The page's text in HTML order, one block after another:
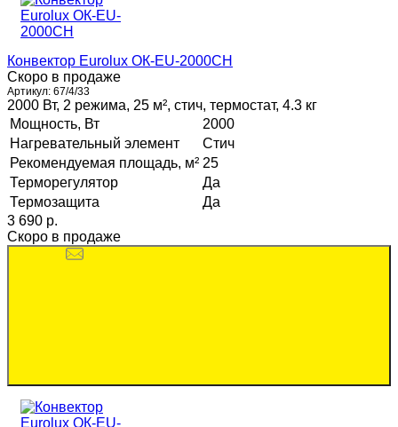
Конвектор Eurolux ОК-EU-2000CH
Скоро в продаже
Артикул: 67/4/33
2000 Вт, 2 режима, 25 м², стич, термостат, 4.3 кг
Мощность, Вт
2000
Нагревательный элемент
Стич
Рекомендуемая площадь, м² 25
Терморегулятор
Да
Термозащита
Да
3 690 p.
Скоро в продаже